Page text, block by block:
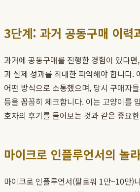
3단계: 과거 공동구매 이력
과거에 공동구매를 진행한 경험이 있다
과 실제 성과를 최대한 파악해야 합니다.
어떤 방식으로 소통했으며, 당시 구매자
등을 꼼꼼히 체크합니다. 이는 고양이를
호자의 후기를 들어보는 것과 같은 중요
마이크로 인플루언서의 놀
마이크로 인플루언서(팔로워 1만~10만)